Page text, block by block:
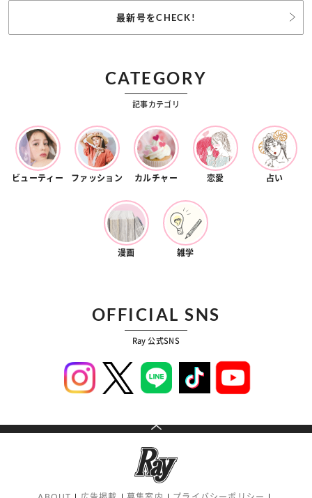
最新号をCHECK!
CATEGORY
記事カテゴリ
ビューティー ファッション カルチャー 恋愛 占い
漫画 雑学
OFFICIAL SNS
Ray 公式SNS